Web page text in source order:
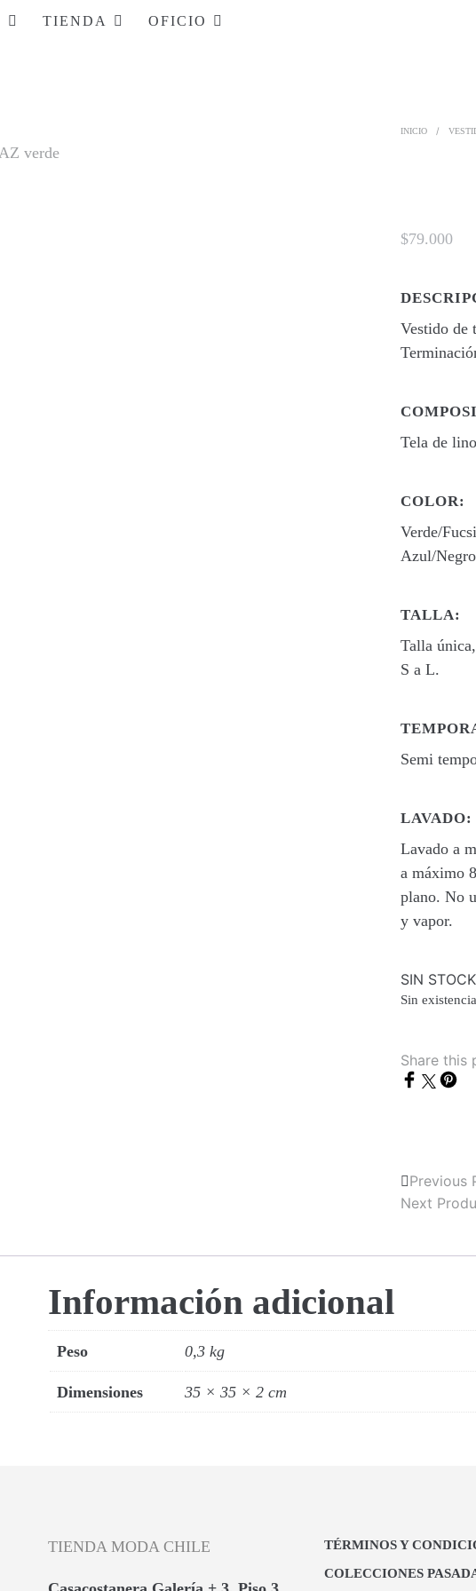
TIENDA OFICIO
INICIO /
$79.000
Vestido de
Tela de
COLOR:
Verde/
Azul/Negro
TALLA:
Talla
S a L.
Semi
LAVADO:
Lavado a
a máximo
plano. No
y vapor.
SIN STOCK
Sin
Share this
Previous
Next
Información adicional
Peso 0,3 kg
Dimensiones 35 × 35 × 2 cm
TIENDA MODA CHILE
TÉRMINOS Y
COLECCIONES